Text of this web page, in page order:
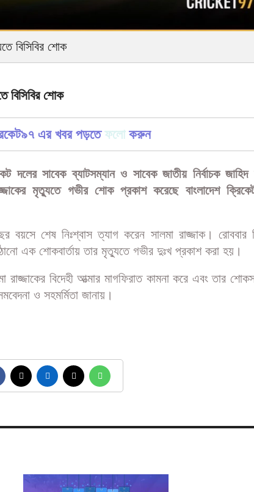
বিসিবির শোক
বিসিবির শোক
এর খবর পড়তেফলোকরুন
দলের সাবেক ব্যাটসম্যান ও সাবেক জাতীয় নির্বাচক জাহিদ
মৃত্যুতে গভীর শোক প্রকাশ করেছে বাংলাদেশ
বয়সে শেষ নিঃশ্বাস ত্যাগ করেন সালমা রাজ্জাক। রোববার
এক শোকবার্তায় তার মৃত্যুতে গভীর দুঃখ প্রকাশ করা হয়।
রাজ্জাকের বিদেহী আত্মার মাগফিরাত কামনা করে এবং তার
ও সহমর্মিতা জানায়।